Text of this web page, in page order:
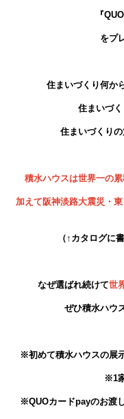
『QUO
をプ
住まいづくり何か
住まいづ
住まいづくり
積水ハウスは世界一の
加えて阪神淡路大震災・
（↑カタログに
なぜ選ばれ続けて世
ぜひ積水ハウ
※初めて積水ハウスの展
※1
※QUOカードpayのお渡